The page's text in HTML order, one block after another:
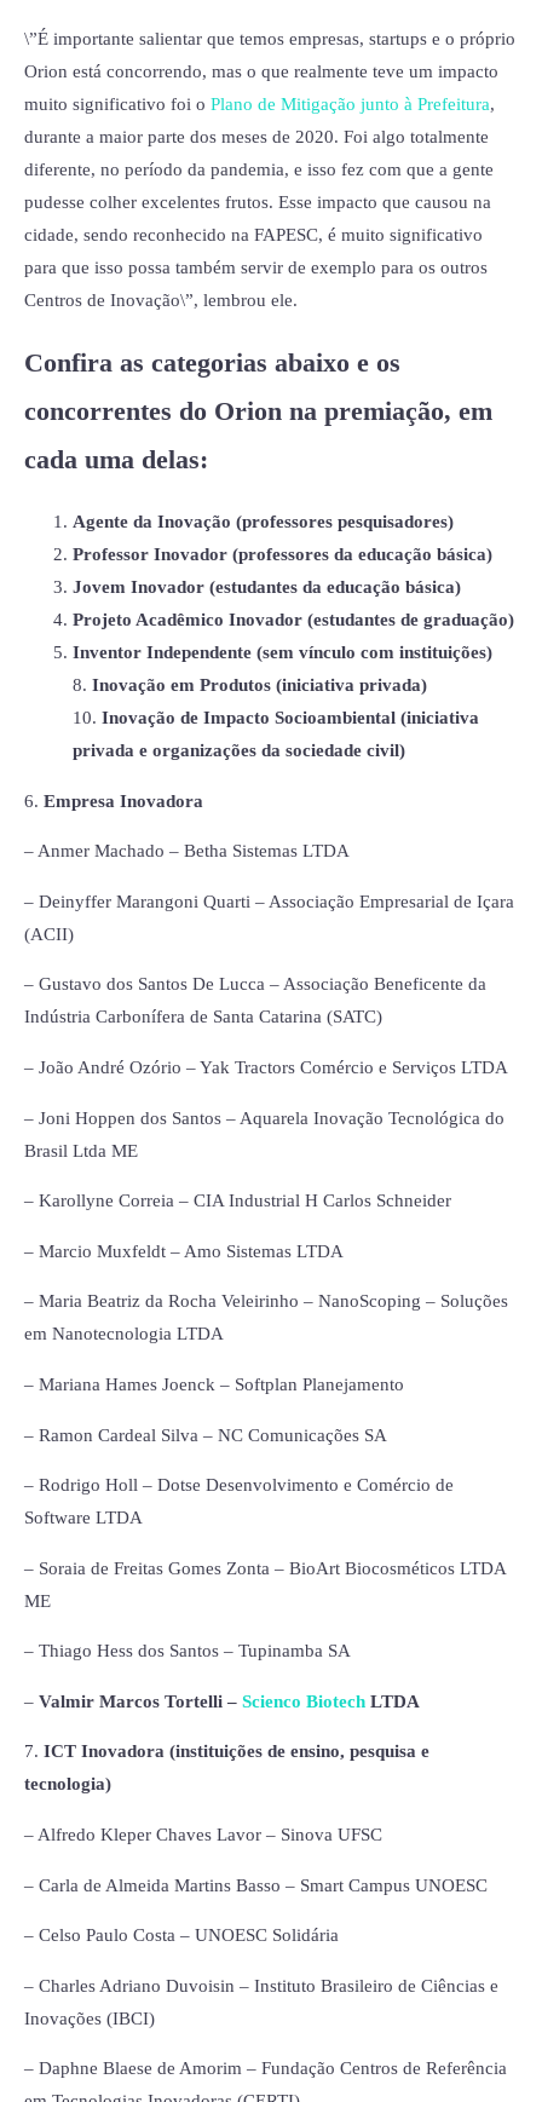
\”É importante salientar que temos empresas, startups e o próprio
Orion está concorrendo, mas o que realmente teve um impacto
muito significativo foi o Plano de Mitigação junto à Prefeitura,
durante a maior parte dos meses de 2020. Foi algo totalmente
diferente, no período da pandemia, e isso fez com que a gente
pudesse colher excelentes frutos. Esse impacto que causou na
cidade, sendo reconhecido na FAPESC, é muito significativo
para que isso possa também servir de exemplo para os outros
Centros de Inovação\”, lembrou ele.
Confira as categorias abaixo e os
concorrentes do Orion na premiação, em
cada uma delas:
Agente da Inovação (professores pesquisadores)
Professor Inovador (professores da educação básica)
Jovem Inovador (estudantes da educação básica)
Projeto Acadêmico Inovador (estudantes de graduação)
Inventor Independente (sem vínculo com instituições)
8. Inovação em Produtos (iniciativa privada)
10. Inovação de Impacto Socioambiental (iniciativa
privada e organizações da sociedade civil)
6. Empresa Inovadora
– Anmer Machado – Betha Sistemas LTDA
– Deinyffer Marangoni Quarti – Associação Empresarial de Içara
(ACII)
– Gustavo dos Santos De Lucca – Associação Beneficente da
Indústria Carbonífera de Santa Catarina (SATC)
– João André Ozório – Yak Tractors Comércio e Serviços LTDA
– Joni Hoppen dos Santos – Aquarela Inovação Tecnológica do
Brasil Ltda ME
– Karollyne Correia – CIA Industrial H Carlos Schneider
– Marcio Muxfeldt – Amo Sistemas LTDA
– Maria Beatriz da Rocha Veleirinho – NanoScoping – Soluções
em Nanotecnologia LTDA
– Mariana Hames Joenck – Softplan Planejamento
– Ramon Cardeal Silva – NC Comunicações SA
– Rodrigo Holl – Dotse Desenvolvimento e Comércio de
Software LTDA
– Soraia de Freitas Gomes Zonta – BioArt Biocosméticos LTDA
ME
– Thiago Hess dos Santos – Tupinamba SA
– Valmir Marcos Tortelli – Scienco Biotech LTDA
7. ICT Inovadora (instituições de ensino, pesquisa e
tecnologia)
– Alfredo Kleper Chaves Lavor – Sinova UFSC
– Carla de Almeida Martins Basso – Smart Campus UNOESC
– Celso Paulo Costa – UNOESC Solidária
– Charles Adriano Duvoisin – Instituto Brasileiro de Ciências e
Inovações (IBCI)
– Daphne Blaese de Amorim – Fundação Centros de Referência